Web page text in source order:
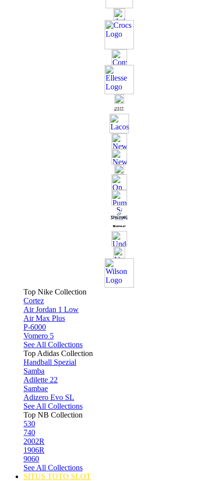
Top Nike Collection
Cortez
Air Jordan 1 Low
Air Max Plus
P-6000
Vomero 5
See All Collections
Top Adidas Collection
Handball Spezial
Samba
Adilette 22
Sambae
Adizero Evo SL
See All Collections
Top NB Collection
530
740
2002R
1906R
9060
See All Collections
SITUS TOTO SLOT